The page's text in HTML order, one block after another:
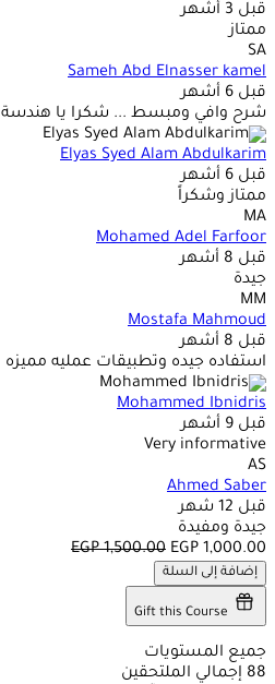
قبل 3 أشهر
ممتاز
SA
Sameh Abd Elnasser kamel
قبل 6 أشهر
شرح وافي ومبسط ... شكرا يا هندسة
Elyas Syed Alam Abdulkarim
قبل 6 أشهر
ممتاز وشكراً
MA
Mohamed Adel Farfoor
قبل 8 أشهر
جيدة
MM
Mostafa Mahmoud
قبل 8 أشهر
استفاده جيده وتطبيقات عمليه مميزه
Mohammed Ibnidris
قبل 9 أشهر
Very informative
AS
Ahmed Saber
قبل 12 شهر
جيدة ومفيدة
EGP 1,000.00
EGP1,500.00
إضافة إلى السلة
جميع المستويات
88 إجمالي الملتحقين